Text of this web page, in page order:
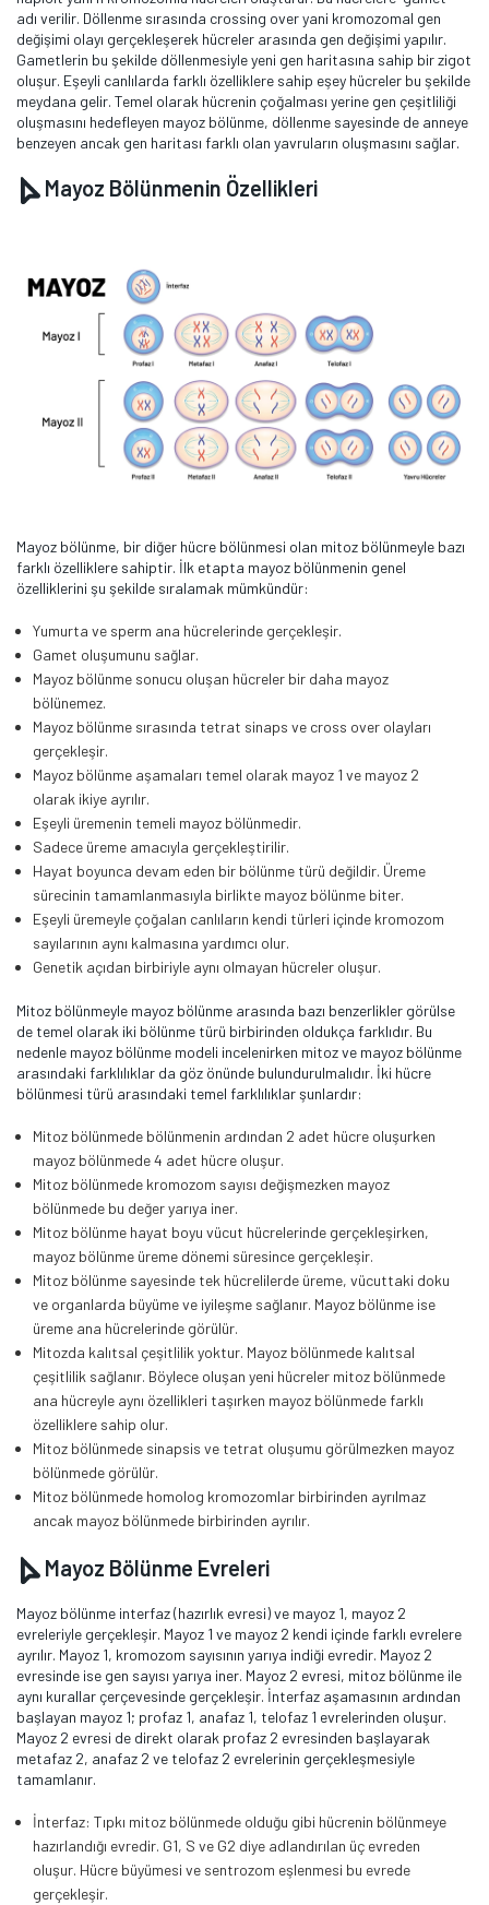
adı verilir. Döllenme sırasında crossing over yani kromozomal gen
değişimi olayı gerçekleşerek hücreler arasında gen değişimi yapılır.
Gametlerin bu şekilde döllenmesiyle yeni gen haritasına sahip bir zigot
oluşur. Eşeyli canlılarda farklı özelliklere sahip eşey hücreler bu şekilde
meydana gelir. Temel olarak hücrenin çoğalması yerine gen çeşitliliği
oluşmasını hedefleyen mayoz bölünme, döllenme sayesinde de anneye
benzeyen ancak gen haritası farklı olan yavruların oluşmasını sağlar.
Mayoz Bölünmenin Özellikleri
Mayoz bölünme, bir diğer hücre bölünmesi olan mitoz bölünmeyle bazı
farklı özelliklere sahiptir. İlk etapta mayoz bölünmenin genel
özelliklerini şu şekilde sıralamak mümkündür:
Yumurta ve sperm ana hücrelerinde gerçekleşir.
Gamet oluşumunu sağlar.
Mayoz bölünme sonucu oluşan hücreler bir daha mayoz
bölünemez.
Mayoz bölünme sırasında tetrat sinaps ve cross over olayları
gerçekleşir.
Mayoz bölünme aşamaları temel olarak mayoz 1 ve mayoz 2
olarak ikiye ayrılır.
Eşeyli üremenin temeli mayoz bölünmedir.
Sadece üreme amacıyla gerçekleştirilir.
Hayat boyunca devam eden bir bölünme türü değildir. Üreme
sürecinin tamamlanmasıyla birlikte mayoz bölünme biter.
Eşeyli üremeyle çoğalan canlıların kendi türleri içinde kromozom
sayılarının aynı kalmasına yardımcı olur.
Genetik açıdan birbiriyle aynı olmayan hücreler oluşur.
Mitoz bölünmeyle mayoz bölünme arasında bazı benzerlikler görülse
de temel olarak iki bölünme türü birbirinden oldukça farklıdır. Bu
nedenle mayoz bölünme modeli incelenirken mitoz ve mayoz bölünme
arasındaki farklılıklar da göz önünde bulundurulmalıdır. İki hücre
bölünmesi türü arasındaki temel farklılıklar şunlardır:
Mitoz bölünmede bölünmenin ardından 2 adet hücre oluşurken
mayoz bölünmede 4 adet hücre oluşur.
Mitoz bölünmede kromozom sayısı değişmezken mayoz
bölünmede bu değer yarıya iner.
Mitoz bölünme hayat boyu vücut hücrelerinde gerçekleşirken,
mayoz bölünme üreme dönemi süresince gerçekleşir.
Mitoz bölünme sayesinde tek hücrelilerde üreme, vücuttaki doku
ve organlarda büyüme ve iyileşme sağlanır. Mayoz bölünme ise
üreme ana hücrelerinde görülür.
Mitozda kalıtsal çeşitlilik yoktur. Mayoz bölünmede kalıtsal
çeşitlilik sağlanır. Böylece oluşan yeni hücreler mitoz bölünmede
ana hücreyle aynı özellikleri taşırken mayoz bölünmede farklı
özelliklere sahip olur.
Mitoz bölünmede sinapsis ve tetrat oluşumu görülmezken mayoz
bölünmede görülür.
Mitoz bölünmede homolog kromozomlar birbirinden ayrılmaz
ancak mayoz bölünmede birbirinden ayrılır.
Mayoz Bölünme Evreleri
Mayoz bölünme interfaz (hazırlık evresi) ve mayoz 1, mayoz 2
evreleriyle gerçekleşir. Mayoz 1 ve mayoz 2 kendi içinde farklı evrelere
ayrılır. Mayoz 1, kromozom sayısının yarıya indiği evredir. Mayoz 2
evresinde ise gen sayısı yarıya iner. Mayoz 2 evresi, mitoz bölünme ile
aynı kurallar çerçevesinde gerçekleşir. İnterfaz aşamasının ardından
başlayan mayoz 1; profaz 1, anafaz 1, telofaz 1 evrelerinden oluşur.
Mayoz 2 evresi de direkt olarak profaz 2 evresinden başlayarak
metafaz 2, anafaz 2 ve telofaz 2 evrelerinin gerçekleşmesiyle
tamamlanır.
İnterfaz: Tıpkı mitoz bölünmede olduğu gibi hücrenin bölünmeye
hazırlandığı evredir. G1, S ve G2 diye adlandırılan üç evreden
oluşur. Hücre büyümesi ve sentrozom eşlenmesi bu evrede
gerçekleşir.